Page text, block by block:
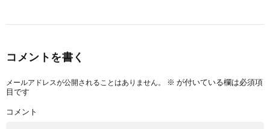
コメントを書く
メールアドレスが公開されることはありません。 ※ が付いている欄は必須項
目です
コメント